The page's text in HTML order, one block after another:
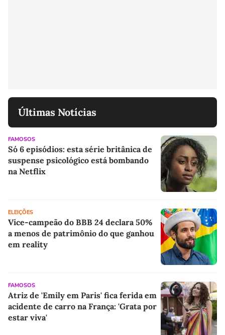
Últimas Notícias
FAMOSOS
Só 6 episódios: esta série britânica de
suspense psicológico está bombando
na Netflix
ELEIÇÕES
Vice-campeão do BBB 24 declara 50%
a menos de patrimônio do que ganhou
em reality
FAMOSOS
Atriz de 'Emily em Paris' fica ferida em
acidente de carro na França: 'Grata por
estar viva'